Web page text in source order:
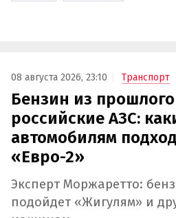
08 августа 2026, 23:10 Транспорт
Бензин из
российские АЗС:
автомобилям
«Евро-2»
Эксперт Моржаретто:
подойдет «Жигулям» и